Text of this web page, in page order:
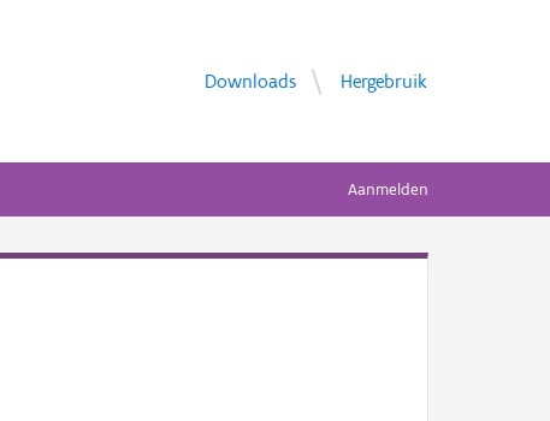
Downloads Hergebruik
Aanmelden